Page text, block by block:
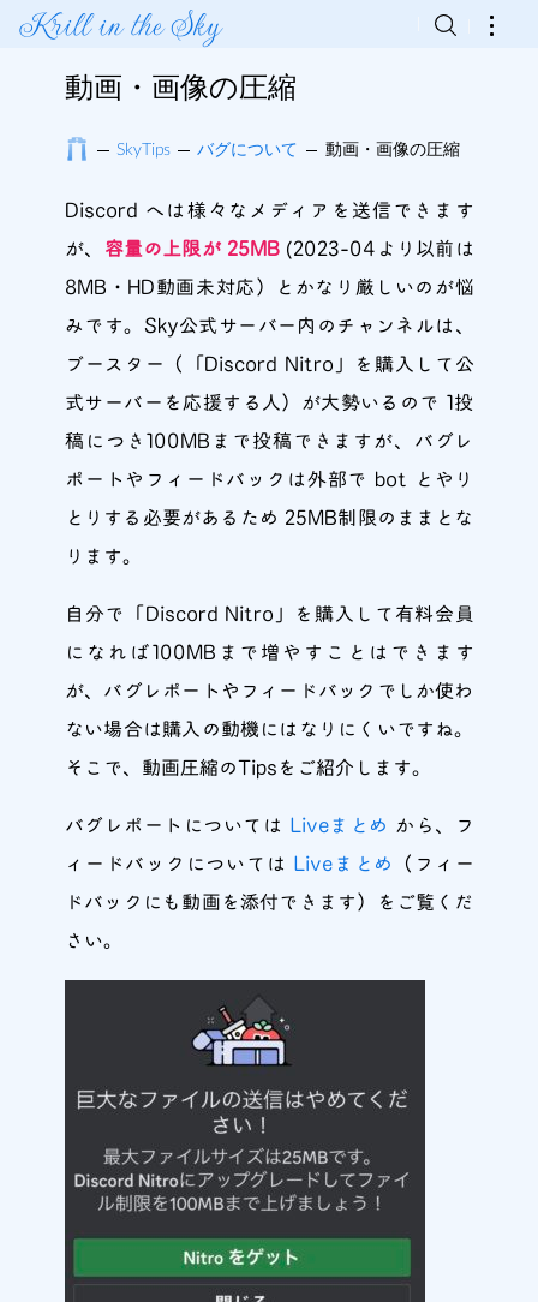
Krill in the Sky
動画・画像の圧縮
SkyTips バグについて 動画・画像の圧縮
Discord へは様々なメディアを送信できます
が、 容量の上限が 25MB(2023-04より以前は
8MB・HD動画未対応）とかなり厳しいのが悩
みです。Sky公式サーバー内のチャンネルは、
ブースター（「Discord Nitro」を購入して公
式サーバーを応援する人）が大勢いるので 1投
稿につき100MBまで投稿できますが、バグレ
ポートやフィードバックは外部で bot とやり
とりする必要があるため 25MB制限のままとな
ります。
自分で「Discord Nitro」を購入して有料会員
になれば100MBまで増やすことはできます
が、バグレポートやフィードバックでしか使わ
ない場合は購入の動機にはなりにくいですね。
そこで、動画圧縮のTipsをご紹介します。
バグレポートについては Liveまとめ から、フ
ィードバックについては Liveまとめ （フィー
ドバックにも動画を添付できます）をご覧くだ
さい。